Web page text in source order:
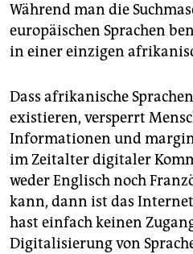
Während man die
europäischen Sprachen
in einer einzigen
Dass afrikanische
existieren, versperrt
Informationen und
im Zeitalter digitaler
weder Englisch noch
kann, dann ist das
hast einfach keinen
Digitalisierung von